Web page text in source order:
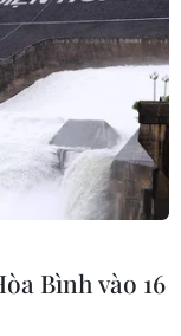
Bình vào 16